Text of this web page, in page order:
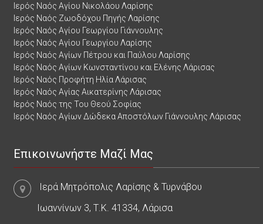
Ιερός Ναός Αγίου Νικολάου Λαρίσης
Ιερός Ναός Ζωοδόχου Πηγής Λαρίσης
Ιερός Ναός Αγίου Γεωργίου Γιάννουλης
Ιερός Ναός Αγίου Γεωργίου Λαρίσης
Ιερός Ναός Αγίων Πέτρου και Παύλου Λαρίσης
Ιερός Ναός Αγίων Κωνσταντίνου και Ελένης Λάρισας
Ιερός Ναός Προφήτη Ηλία Λάρισας
Ιερός Ναός Αγίας Αικατερίνης Λάρισας
Ιερός Ναός της Του Θεού Σοφίας
Ιερός Ναός Αγίων Δώδεκα Αποστόλων Γιάννουλης Λάρισας
Επικοινωνήστε Μαζί Μας
Ιερά Μητρόπολις Λαρίσης & Τυρνάβου
Ιωαννίνων 3, Τ.Κ. 41334, Λάρισα